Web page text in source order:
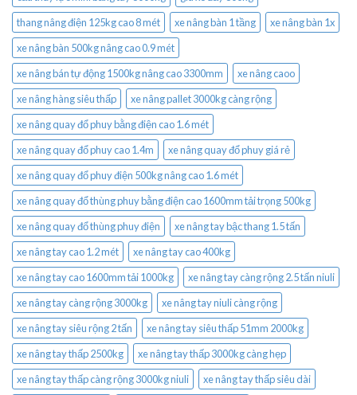
thang nâng điện 125kg cao 8 mét
xe nâng bàn 1 tầng
xe nâng bàn 1x
xe nâng bàn 500kg nâng cao 0.9 mét
xe nâng bán tự động 1500kg nâng cao 3300mm
xe nâng caoo
xe nâng hàng siêu thấp
xe nâng pallet 3000kg càng rộng
xe nâng quay đổ phuy bằng điện cao 1.6 mét
xe nâng quay đổ phuy cao 1.4m
xe nâng quay đổ phuy giá rẻ
xe nâng quay đổ phuy điện 500kg nâng cao 1.6 mét
xe nâng quay đổ thùng phuy bằng điện cao 1600mm tải trọng 500kg
xe nâng quay đổ thùng phuy điện
xe nâng tay bậc thang 1.5 tấn
xe nâng tay cao 1.2 mét
xe nâng tay cao 400kg
xe nâng tay cao 1600mm tải 1000kg
xe nâng tay càng rộng 2.5 tấn niuli
xe nâng tay càng rộng 3000kg
xe nâng tay niuli càng rộng
xe nâng tay siêu rộng 2 tấn
xe nâng tay siêu thấp 51mm 2000kg
xe nâng tay thấp 2500kg
xe nâng tay thấp 3000kg càng hẹp
xe nâng tay thấp càng rộng 3000kg niuli
xe nâng tay thấp siêu dài